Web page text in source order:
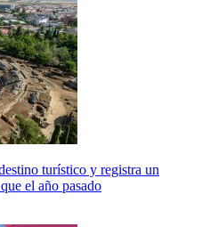
turístico y registra un
el año pasado